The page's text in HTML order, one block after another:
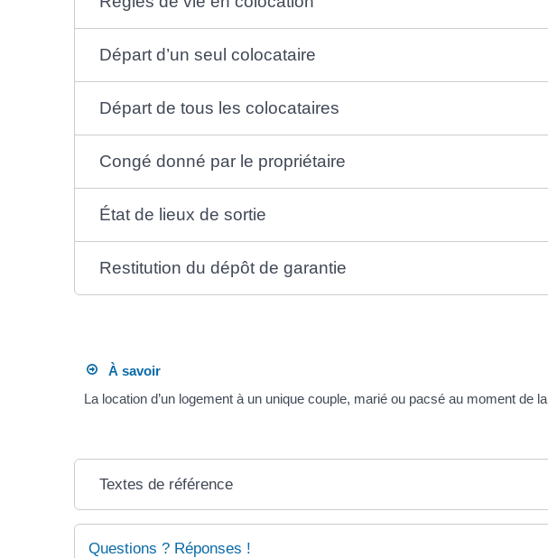
Départ d’un seul colocataire
Départ de tous les colocataires
Congé donné par le propriétaire
État de lieux de sortie
Restitution du dépôt de garantie
À savoir
La location d’un logement à un unique couple, marié ou pacsé au moment de
Textes de référence
Questions ? Réponses !